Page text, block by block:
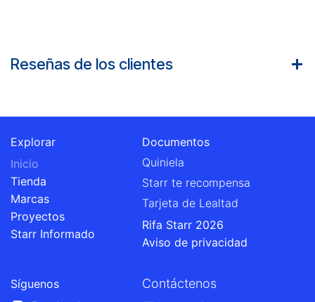
Reseñas de los clientes
Explorar
Inicio
Tienda
Marcas
Proyectos
Starr Informado
Documentos
Quiniela
Starr te recompensa
Tarjeta de Lealtad
Rifa Starr 2026
Aviso de privacidad
Síguenos
Contáctenos